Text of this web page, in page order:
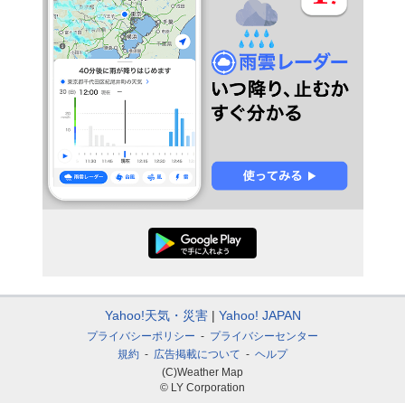
Yahoo!天気・災害 Yahoo! JAPAN
プライバシーポリシー
プライバシーセンター
規約
広告掲載について
ヘルプ
(C)Weather Map
© LY Corporation